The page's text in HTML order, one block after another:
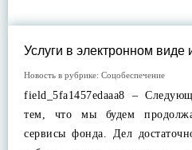
Услуги в электронном виде
Новость в рубрике: Соцобеспечение
field_5fa1457edaaa8 –
тем, что мы будем
сервисы фонда. Дел